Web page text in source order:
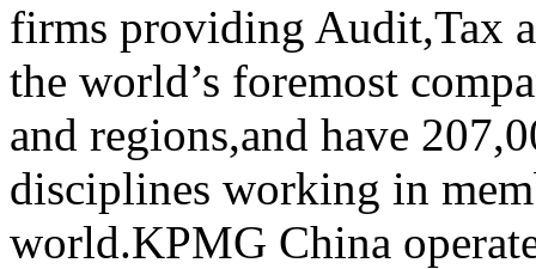
firms providing Audit,Tax
the world’s foremost
and regions,and have
disciplines working in
world.KPMG China